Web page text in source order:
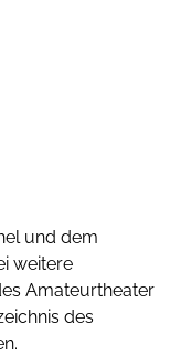
und dem
weitere
Amateurtheater
des